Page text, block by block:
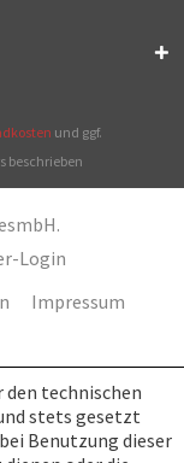
und ggf.
beschrieben
Login
Impressum
den technischen
stets gesetzt
Benutzung dieser